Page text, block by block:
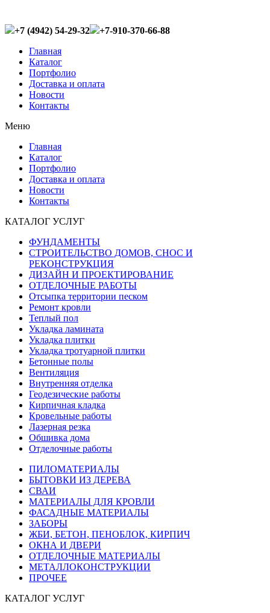
+7 (4942) 54-29-32
+7-910-370-66-88
Главная
Каталог
Портфолио
Доставка и оплата
Новости
Контакты
Меню
Главная
Каталог
Портфолио
Доставка и оплата
Новости
Контакты
КАТАЛОГ УСЛУГ
ФУНДАМЕНТЫ
СТРОИТЕЛЬСТВО ДОМОВ, СНОС И
РЕКОНСТРУКЦИЯ
ДИЗАЙН И ПРОЕКТИРОВАНИЕ
ОТДЕЛОЧНЫЕ РАБОТЫ
Отсыпка территории песком
Ремонт кровли
Теплый пол
Укладка ламината
Укладка плитки
Укладка тротуарной плитки
Бетонные полы
Вентиляция
Внутренняя отделка
Геодезические работы
Кирпичная кладка
Кровельные работы
Лазерная резка
Обшивка дома
Отделочные работы
ПИЛОМАТЕРИАЛЫ
БЫТОВКИ ИЗ ДЕРЕВА
СВАИ
МАТЕРИАЛЫ ДЛЯ КРОВЛИ
ФАСАДНЫЕ МАТЕРИАЛЫ
ЗАБОРЫ
ЖБИ, БЕТОН, ПЕНОБЛОК, КИРПИЧ
ОКНА И ДВЕРИ
ОТДЕЛОЧНЫЕ МАТЕРИАЛЫ
МЕТАЛЛОКОНСТРУКЦИИ
ПРОЧЕЕ
КАТАЛОГ УСЛУГ